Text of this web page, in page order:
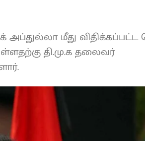
மீது விதிக்கப்பட்ட
தி.மு.க தலைவர்